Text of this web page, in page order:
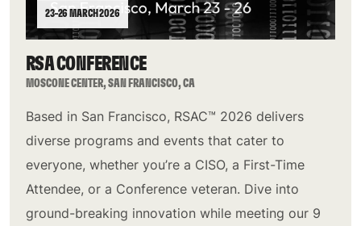
23–26 MARCH 2026
RSA CONFERENCE
MOSCONE CENTER, SAN FRANCISCO, CA
Based in San Francisco, RSAC™ 2026 delivers
diverse programs and events that cater to
everyone, whether you’re a CISO, a First-Time
Attendee, or a Conference veteran. Dive into
ground-breaking innovation while meeting our 9